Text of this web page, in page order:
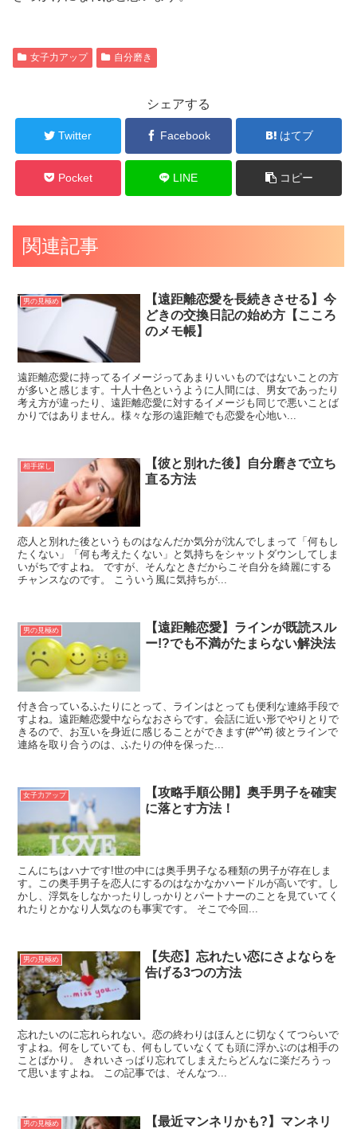
女子力アップ 自分磨き
シェアする
Twitter Facebook はてブ
Pocket LINE コピー
関連記事
男の見極め
【遠距離恋愛を長続きさせる】今
どきの交換日記の始め方【こころ
のメモ帳】
遠距離恋愛に持ってるイメージってあまりいいものではないことの方
が多いと感じます。十人十色というように人間には、男女であったり
考え方が違ったり、遠距離恋愛に対するイメージも同じで悪いことば
かりではありません。様々な形の遠距離でも恋愛を心地い...
相手探し
【彼と別れた後】自分磨きで立ち
直る方法
恋人と別れた後というものはなんだか気分が沈んでしまって「何もし
たくない」「何も考えたくない」と気持ちをシャットダウンしてしま
いがちですよね。 ですが、そんなときだからこそ自分を綺麗にする
チャンスなのです。 こういう風に気持ちが...
男の見極め
【遠距離恋愛】ラインが既読スル
ー!?でも不満がたまらない解決法
付き合っているふたりにとって、ラインはとっても便利な連絡手段で
すよね。遠距離恋愛中ならなおさらです。会話に近い形でやりとりで
きるので、お互いを身近に感じることができます(#^^#) 彼とラインで
連絡を取り合うのは、ふたりの仲を保った...
女子力アップ
【攻略手順公開】奥手男子を確実
に落とす方法！
こんにちはハナです!世の中には奥手男子なる種類の男子が存在しま
す。この奥手男子を恋人にするのはなかなかハードルが高いです。し
かし、浮気をしなかったりしっかりとパートナーのことを見ていてく
れたりとかなり人気なのも事実です。 そこで今回...
男の見極め
【失恋】忘れたい恋にさよならを
告げる3つの方法
忘れたいのに忘れられない。恋の終わりはほんとに切なくてつらいで
すよね。何をしていても、何もしていなくても頭に浮かぶのは相手の
ことばかり。 きれいさっぱり忘れてしまえたらどんなに楽だろうっ
て思いますよね。 この記事では、そんなつ...
男の見極め
【最近マンネリかも?】マンネリ